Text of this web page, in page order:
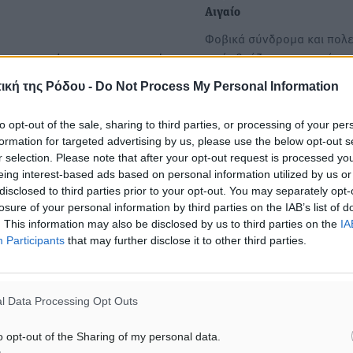
της Ρόδου - Do Not Process My Personal Information
opt-out of the sale, sharing to third parties, or processing of your
for targeted advertising by us, please use the below opt-out
selection. Please note that after your opt-out request is processed
interest-based ads based on personal information utilized by us
to third parties prior to your opt-out. You may separately
of your personal information by third parties on the IAB’s list of
This information may also be disclosed by us to third parties on the
Participants that may further disclose it to other third parties.
Data Processing Opt Outs
opt-out of the Sharing of my personal data.
και Περιουσίας
αλλά ότι οι ΔΕΚΟ
σε αυτό δεν
να πωληθούν».
όχι να
της άτυπης
πρέπει να γνωρίζουν ότι:
νέου Υπερταμείου
Πρόκειται για
και ακίνητης
Αιγαίο
Φοβικά σύνδρομα και
ιαχές βγάζει η τουρκική
Η σιωπηρή παράταση του
Ανάκαμψης για την
Σιωπηρή μεν, παράταση δε,
το Ταμείο Ανάκαμψης στην
Ελλάδα. Η παράταση δεν